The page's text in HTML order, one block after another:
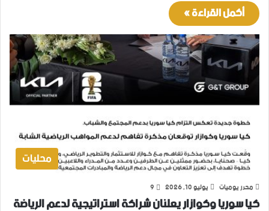
أكمل القراءة »
محليات
محرر يوميات يوليو 10, 2026 9
كيا سوريا وكوازار يعلنان شراكة استراتيجية لدعم الرياضة